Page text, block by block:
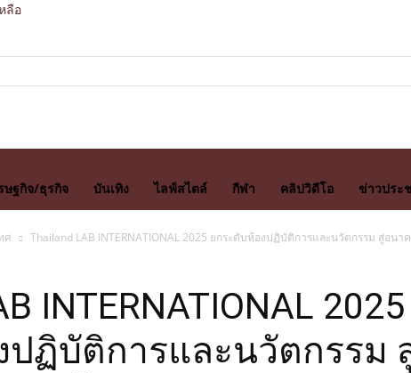
ลือ
ษฐกิจ/ธุรกิจ บันเทิง ไลฟ์สไตล์ กีฬา คลิปวิดีโอ ข่าวประ
ศ Thailand LAB INTERNATIONAL 2025 ยกระดับห้องปฏิบัติการและนวัตกรรม สู่อนา
INTERNATIONAL 2025
ปฏิบัติการและนวัตกรรม